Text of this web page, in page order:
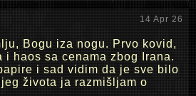
14 Apr 26
Bogu iza nogu. Prvo kovid,
i haos sa cenama zbog Irana.
i sad vidim da je sve bilo
života ja razmišljam o